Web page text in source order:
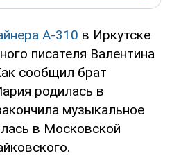
А-310 в Иркутске
писателя Валентина
сообщил брат
родилась в
музыкальное
в Московской